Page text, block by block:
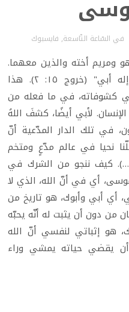
في السّاعة التّاسعة, فايسبوك
أخته والذين معهما.
الله، الذي أعبده بروحي، هو "إله أبي" (خروج ١٥: ٢). هذا
كشوفاته، في ما فعله من
لأبي أيضًا، كشفَ اللهُ
في تلك الدار المدّعية أنّ
نحيا في عالم مدّعٍ ومتخم
كيف ننجو من الشرك في
أي في أنّ الله، الذي لا
أبي. أبي، أي أبي وأبوك، هو تاريخ من
من دون أن يثبت له أنّه يحبّه
هو إثباتي لنفسي أنّ الله
يقضي حياته يمشي وراء